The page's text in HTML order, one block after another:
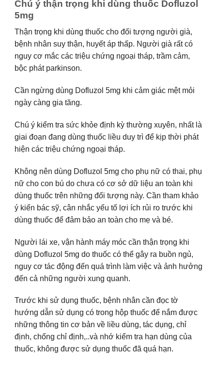
Chú ý thận trọng khi dùng thuốc Dofluzol
5mg
Thận trọng khi dùng thuốc cho đối tượng người già,
bệnh nhân suy thận, huyết áp thấp. Người già rất có
nguy cơ mắc các triệu chứng ngoại tháp, trầm cảm,
bộc phát parkinson.
Cần ngừng dùng Dofluzol 5mg khi cảm giác mệt mỏi
ngày càng gia tăng.
Chú ý kiểm tra sức khỏe định kỳ thường xuyên, nhất là
giai đoạn đang dùng thuốc liều duy trì để kịp thời phát
hiện các triệu chứng ngoại tháp.
Không nên dùng Dofluzol 5mg cho phụ nữ có thai, phụ
nữ cho con bú do chưa có cơ sở dữ liệu an toàn khi
dùng thuốc trên những đối tượng này. Cần tham khảo
ý kiến bác sỹ, cân nhắc yếu tố lợi ích rủi ro trước khi
dùng thuốc để đảm bảo an toàn cho mẹ và bé.
Người lái xe, vận hành máy móc cần thận trọng khi
dùng Dofluzol 5mg do thuốc có thể gây ra buồn ngủ,
nguy cơ tác động đến quá trình làm việc và ảnh hưởng
đến cả những người xung quanh.
Trước khi sử dụng thuốc, bệnh nhân cần đọc tờ
hướng dẫn sử dụng có trong hộp thuốc để nắm được
những thông tin cơ bản về liều dùng, tác dụng, chỉ
định, chống chỉ định,..và nhớ kiểm tra hạn dùng của
thuốc, không được sử dụng thuốc đã quá hạn.